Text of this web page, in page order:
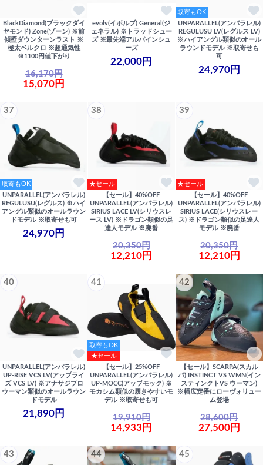
BlackDiamond(ブラックダイ
ヤモンド) Zone(ゾーン) ※前
傾壁ダウンターンラスト ※
極太ベルクロ ※超通気性
※1100円値下がり
16,170円
15,070円
evolv(イボルブ) General(ジ
ェネラル) ※トラッドシュー
ズ ※最先端アルパインシュ
ーズ
22,000円
取寄もOK
UNPARALLEL(アンパラレル)
REGULUSU LV(レグルス LV)
※ハイアングル類似のオール
ラウンドモデル ※取寄せも
可
24,970円
37
取寄もOK
UNPARALLEL(アンパラレル)
REGULUSU(レグルス) ※ハイ
アングル類似のオールラウン
ドモデル ※取寄せも可
24,970円
38
★セール
【セール】40%OFF
UNPARALLEL(アンパラレル)
SIRIUS LACE LV(シリウスレ
ース LV) ※ドラゴン類似の足
達人モデル ※廃番
20,350円
12,210円
39
★セール
【セール】40%OFF
UNPARALLEL(アンパラレル)
SIRIUS LACE(シリウスレー
ス) ※ドラゴン類似の足達人
モデル ※廃番
20,350円
12,210円
40
UNPARALLEL(アンパラレル)
UP-RISE VCS LV(アップライ
ズ VCS LV) ※アナサジプロ
ウーマン類似のオールラウン
ドモデル
21,890円
41
取寄もOK
★セール
【セール】25%OFF
UNPARALLEL(アンパラレル)
UP-MOCC(アップモック) ※
モカシム類似の履きやすいモ
デル ※取寄せも可
19,910円
14,933円
42
【セール】SCARPA(スカル
パ) INSTINCT VS WMN(イン
スティンクトVS ウーマン)
※幅広定番にローヴォリュー
ム登場
28,600円
27,500円
43 44 45